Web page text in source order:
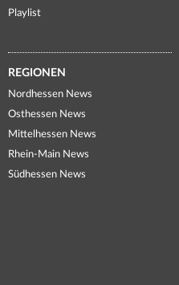
Playlist
REGIONEN
Nordhessen News
Osthessen News
Mittelhessen News
Rhein-Main News
Südhessen News